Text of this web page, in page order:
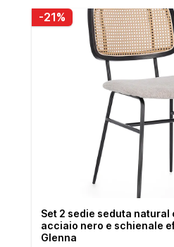
-21%
Set 2 sedie seduta natural
acciaio nero e schienale
Glenna